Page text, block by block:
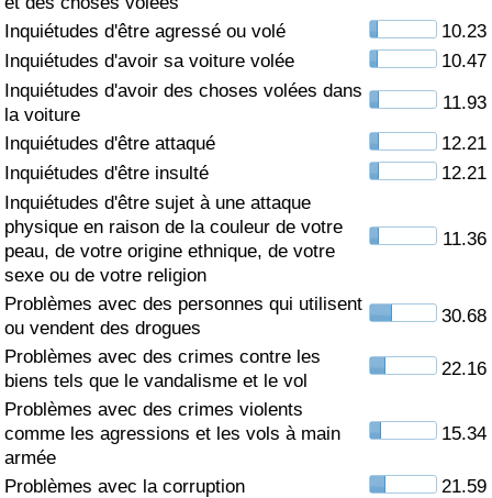
Inquiétudes d'être agressé ou volé
10.23
Inquiétudes d'avoir sa voiture volée
10.47
Inquiétudes d'avoir des choses volées dans
la voiture
11.93
Inquiétudes d'être attaqué
12.21
Inquiétudes d'être insulté
12.21
Inquiétudes d'être sujet à une attaque
physique en raison de la couleur de votre
peau, de votre origine ethnique, de votre
sexe ou de votre religion
11.36
Problèmes avec des personnes qui utilisent
ou vendent des drogues
30.68
Problèmes avec des crimes contre les
biens tels que le vandalisme et le vol
22.16
Problèmes avec des crimes violents
comme les agressions et les vols à main
armée
15.34
Problèmes avec la corruption 21.59
Indice des soins de santé (Actuel)
Indice des soins de santé
Indice des soins de santé par Pays
Pollution
Indice de Pollution (Actuel)
Indice de pollution
Indice de Pollution par Pays
Trafic
Indice de Trafic